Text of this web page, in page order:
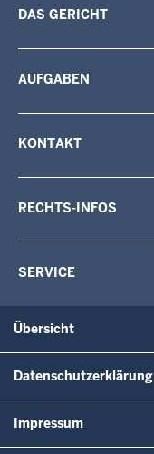
DAS GERICHT
AUFGABEN
KONTAKT
RECHTS-INFOS
SERVICE
Übersicht
Datenschutzerklärung
Impressum